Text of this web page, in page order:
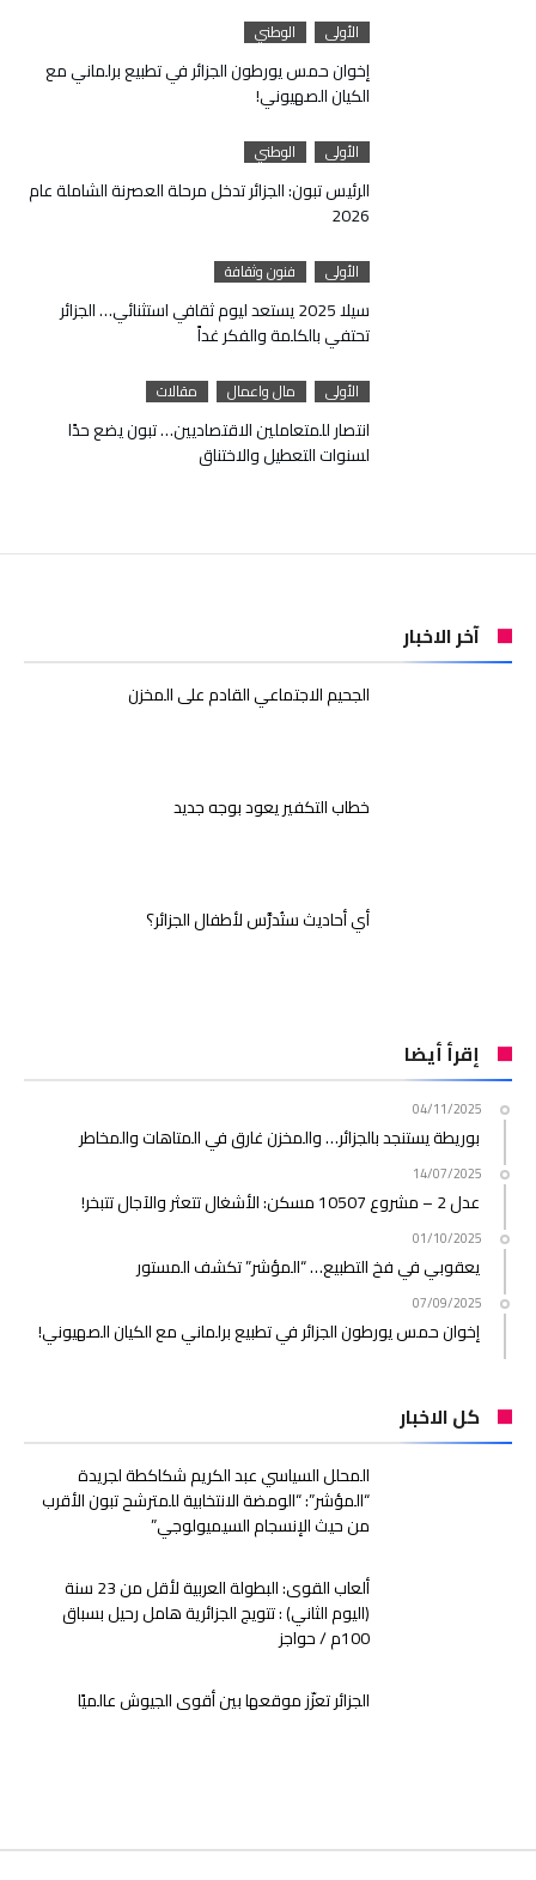
الأولى الوطني
إخوان حمس يورطون الجزائر في تطبيع برلماني مع
الكيان الصهيوني!
الأولى الوطني
الرئيس تبون: الجزائر تدخل مرحلة العصرنة الشاملة عام
2026
الأولى فنون وثقافة
سيلا 2025 يستعد ليوم ثقافي استثنائي… الجزائر
تحتفي بالكلمة والفكر غداً
الأولى مال واعمال مقالات
انتصار للمتعاملين الاقتصاديين… تبون يضع حدًا
لسنوات التعطيل والاختناق
آخر الاخبار
الجحيم الاجتماعي القادم على المخزن
خطاب التكفير يعود بوجه جديد
أي أحاديث ستُدرَّس لأطفال الجزائر؟
إقرأ أيضا
04/11/2025
بوريطة يستنجد بالجزائر… والمخزن غارق في المتاهات والمخاطر
14/07/2025
عدل 2 – مشروع 10507 مسكن: الأشغال تتعثر والآجال تتبخر!
01/10/2025
يعقوبي في فخ التطبيع… “المؤشر” تكشف المستور
07/09/2025
إخوان حمس يورطون الجزائر في تطبيع برلماني مع الكيان الصهيوني!
كل الاخبار
المحلل السياسي عبد الكريم شكاكطة لجريدة
“المؤشر”: “الومضة الانتخابية للمترشح تبون الأقرب
من حيث الإنسجام السيميولوجي”
ألعاب القوى: البطولة العربية لأقل من 23 سنة
(اليوم الثاني) : تتويج الجزائرية هامل رحيل بسباق
100م / حواجز
الجزائر تعزّز موقعها بين أقوى الجيوش عالميًا